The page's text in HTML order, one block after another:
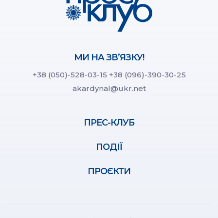
МИ НА ЗВ’ЯЗКУ!
+38 (050)-528-03-15 +38 (096)-390-30-25
akardynal@ukr.net
ПРЕС-КЛУБ
ПОДІЇ
ПРОЄКТИ